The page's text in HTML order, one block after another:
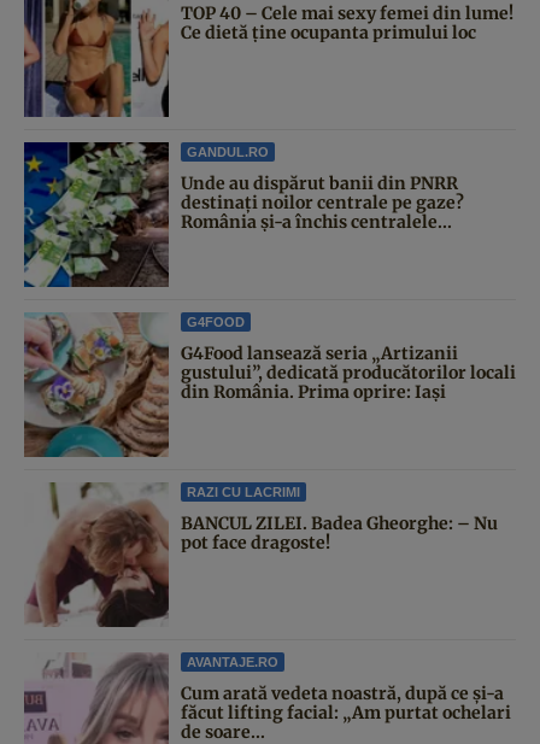
TOP 40 – Cele mai sexy femei din lume!
Ce dietă ține ocupanta primului loc
GANDUL.RO
Unde au dispărut banii din PNRR
destinați noilor centrale pe gaze?
România și-a închis centralele...
G4FOOD
G4Food lansează seria „Artizanii
gustului”, dedicată producătorilor locali
din România. Prima oprire: Iași
RAZI CU LACRIMI
BANCUL ZILEI. Badea Gheorghe: – Nu
pot face dragoste!
AVANTAJE.RO
Cum arată vedeta noastră, după ce și-a
făcut lifting facial: „Am purtat ochelari
de soare...